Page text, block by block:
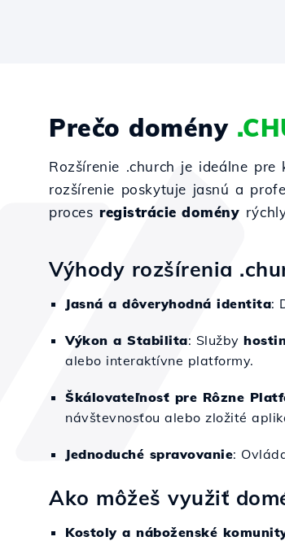
Prečo domény
Rozšírenie .church je ideálne
rozšírenie poskytuje jasnú a
procesregistrácie domény
Výhody rozšírenia
Jasná a dôveryhodná identita:
Výkon a Stabilita: Služby
alebo interaktívne platformy.
Škálovateľnosť pre Rôzne
návštevnosťou alebo zložité
Jednoduché spravovanie:
Ako môžeš využiť
Kostoly a náboženské